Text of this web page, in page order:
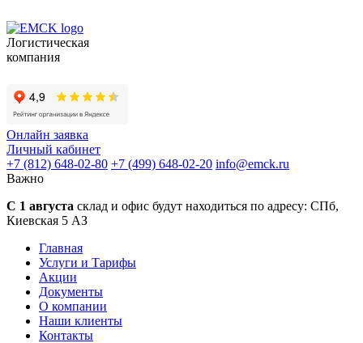
Логистическая
компания
Онлайн заявка
Личный кабинет
+7 (812) 648-02-80 +7 (499) 648-02-20 info@emck.ru
Важно
С 1 августа склад и офис будут находиться по адресу: СПб,
Киевская 5 АЗ
Главная
Услуги и Тарифы
Акции
Документы
О компании
Наши клиенты
Контакты